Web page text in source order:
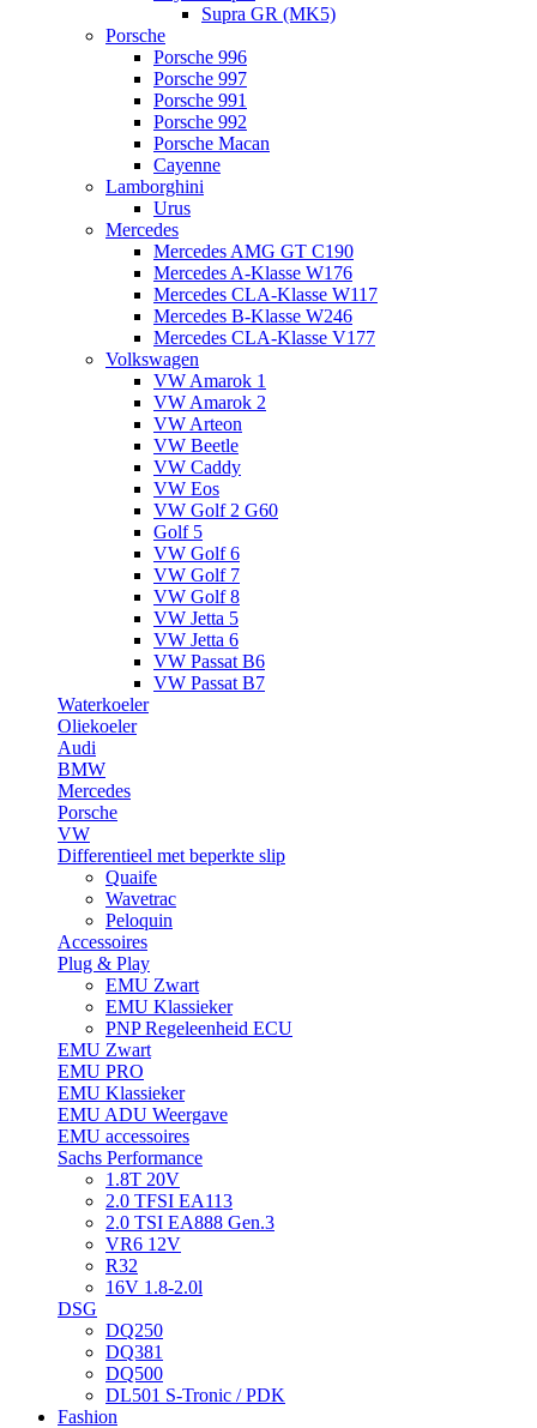
Supra GR (MK5)
Porsche
Porsche 996
Porsche 997
Porsche 991
Porsche 992
Porsche Macan
Cayenne
Lamborghini
Urus
Mercedes
Mercedes AMG GT C190
Mercedes A-Klasse W176
Mercedes CLA-Klasse W117
Mercedes B-Klasse W246
Mercedes CLA-Klasse V177
Volkswagen
VW Amarok 1
VW Amarok 2
VW Arteon
VW Beetle
VW Caddy
VW Eos
VW Golf 2 G60
Golf 5
VW Golf 6
VW Golf 7
VW Golf 8
VW Jetta 5
VW Jetta 6
VW Passat B6
VW Passat B7
Waterkoeler
Oliekoeler
Audi
BMW
Mercedes
Porsche
VW
Differentieel met beperkte slip
Quaife
Wavetrac
Peloquin
Accessoires
Plug & Play
EMU Zwart
EMU Klassieker
PNP Regeleenheid ECU
EMU Zwart
EMU PRO
EMU Klassieker
EMU ADU Weergave
EMU accessoires
Sachs Performance
1.8T 20V
2.0 TFSI EA113
2.0 TSI EA888 Gen.3
VR6 12V
R32
16V 1.8-2.0l
DSG
DQ250
DQ381
DQ500
DL501 S-Tronic / PDK
Fashion